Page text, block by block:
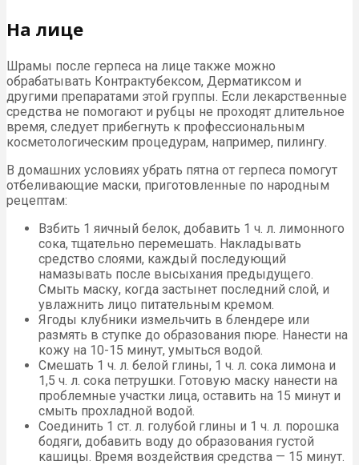
На лице
Шрамы после герпеса на лице также можно
обрабатывать Контрактубексом, Дерматиксом и
другими препаратами этой группы. Если лекарственные
средства не помогают и рубцы не проходят длительное
время, следует прибегнуть к профессиональным
косметологическим процедурам, например, пилингу.
В домашних условиях убрать пятна от герпеса помогут
отбеливающие маски, приготовленные по народным
рецептам:
Взбить 1 яичный белок, добавить 1 ч. л. лимонного
сока, тщательно перемешать. Накладывать
средство слоями, каждый последующий
намазывать после высыхания предыдущего.
Смыть маску, когда застынет последний слой, и
увлажнить лицо питательным кремом.
Ягоды клубники измельчить в блендере или
размять в ступке до образования пюре. Нанести на
кожу на 10-15 минут, умыться водой.
Смешать 1 ч. л. белой глины, 1 ч. л. сока лимона и
1,5 ч. л. сока петрушки. Готовую маску нанести на
проблемные участки лица, оставить на 15 минут и
смыть прохладной водой.
Соединить 1 ст. л. голубой глины и 1 ч. л. порошка
бодяги, добавить воду до образования густой
кашицы. Время воздействия средства — 15 минут.